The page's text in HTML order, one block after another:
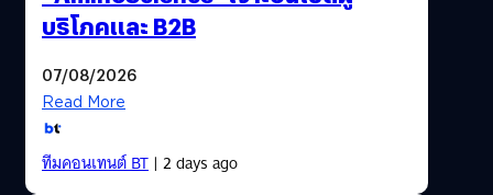
บริโภคและ B2B
07/08/2026
Read More
ทีมคอนเทนต์ BT| 2 days ago